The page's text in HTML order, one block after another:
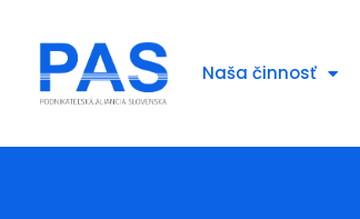
Naša činnosť